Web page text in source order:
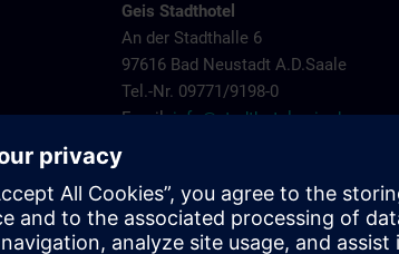
Geis Stadthotel
An der Stadthalle 6
97616 Bad Neustadt A.D.Saale
Tel.-Nr. 09771/9198-0
Email:info@stadthotel-geis.de
An der Stadthalle 5
97616 Bad Neustadt A.D.Saale
Tel.-Nr.: 09771-9010